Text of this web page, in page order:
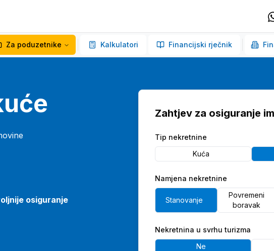
Za poduzetnike Kalkulatori Financijski rječnik
osiguranje
Zahtjev za osiguranje
Tip nekretnine
Kuća
Namjena nekretnine
Stanovanje
Povremeni
boravak
Nekretnina u svrhu turizma
Ne